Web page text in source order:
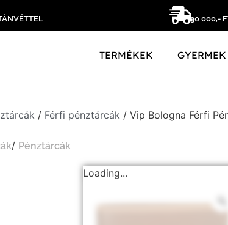
30 000,-
TERMÉKEK GYERMEK
/ Férfi pénztárcák / Vip Bologna Férfi
/ Pénztárcák
Loading...